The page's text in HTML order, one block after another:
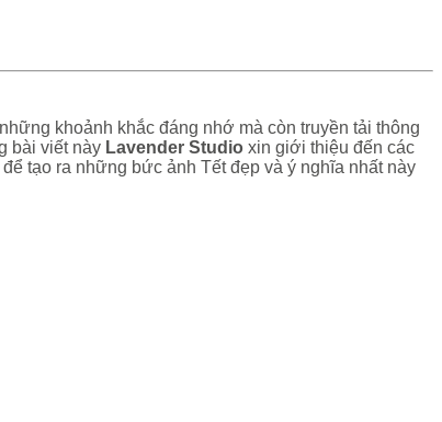
khoảnh khắc đáng nhớ mà còn truyền tải thông
bài viết này Lavender Studio xin giới thiệu đến các
tạo ra những bức ảnh Tết đẹp và ý nghĩa nhất này